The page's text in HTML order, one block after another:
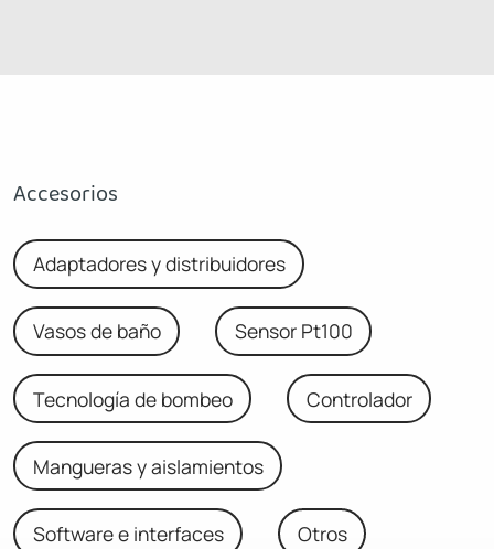
Accesorios
Adaptadores y distribuidores
Vasos de baño Sensor Pt100
Tecnología de bombeo Controlador
Mangueras y aislamientos
Software e interfaces Otros